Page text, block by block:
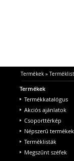
Termékek»
Termékek
Termékkatalógus
Akciós ajánlatok
Csoporttérkép
Népszerű termékek
Terméklisták
Megszűnt széfek